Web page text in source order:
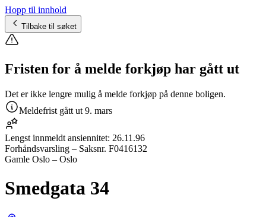
Hopp til innhold
Tilbake til søket
Fristen for å melde forkjøp har gått ut
Det er ikke lengre mulig å melde forkjøp på denne boligen.
Meldefrist gått ut 9. mars
Lengst innmeldt ansiennitet: 26.11.96
Forhåndsvarsling – Saksnr. F0416132
Gamle Oslo – Oslo
Smedgata 34